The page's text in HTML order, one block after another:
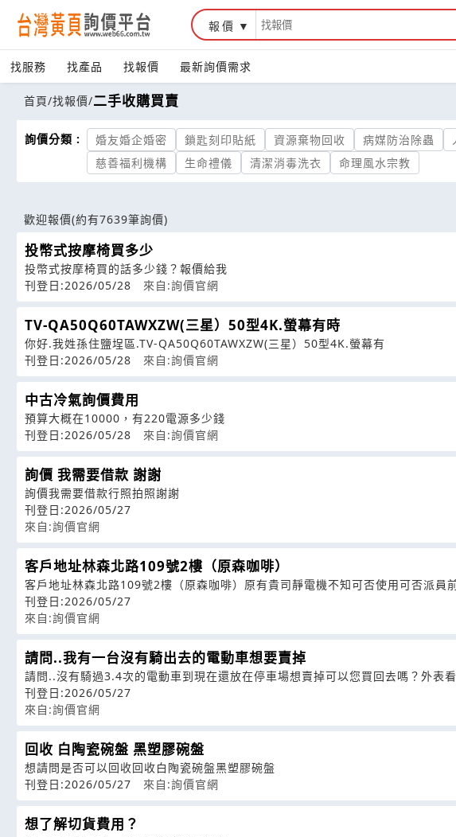
報價
找服務 找產品 找報價 最新詢價需求
首頁/找報價/二手收購買賣
詢價分類 : 婚友婚企婚密 鎖匙刻印貼紙 資源棄物回收 病媒防治除蟲
慈善福利機構
生命禮儀 清潔消毒洗衣 命理風水宗教
歡迎報價(約有7639筆詢價)
投幣式按摩椅買多少
投幣式按摩椅買的話多少錢？報價給我
刊登日:2026/05/28
來自:詢價官網
TV-QA50Q60TAWXZW(三星）50型4K.螢幕有時
你好.我姓孫住鹽埕區.TV-QA50Q60TAWXZW(三星）50型4K.螢幕有
刊登日:2026/05/28
來自:詢價官網
中古冷氣詢價費用
預算大概在10000，有220電源多少錢
刊登日:2026/05/28
來自:詢價官網
詢價 我需要借款 謝謝
詢價我需要借款行照拍照謝謝
刊登日:2026/05/27
來自:詢價官網
客戶地址林森北路109號2樓（原森咖啡）
客戶地址林森北路109號2樓（原森咖啡）原有貴司靜電機不知可否使用可否派員
刊登日:2026/05/27
來自:詢價官網
請問..我有一台沒有騎出去的電動車想要賣掉
請問..沒有騎過3.4次的電動車到現在還放在停車場想賣掉可以您買回去嗎？外表
刊登日:2026/05/27
來自:詢價官網
回收 白陶瓷碗盤 黑塑膠碗盤
想請問是否可以回收回收白陶瓷碗盤黑塑膠碗盤
刊登日:2026/05/27
來自:詢價官網
想了解切貨費用？